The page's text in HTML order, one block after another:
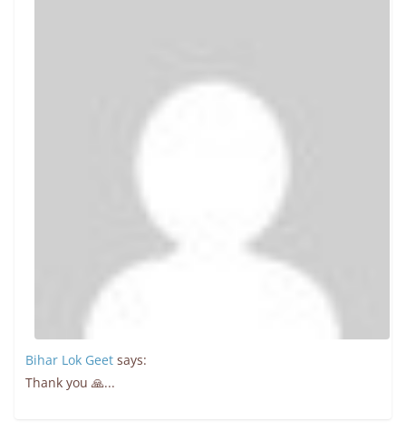
Bihar Lok Geet says:
Thank you 🙏...